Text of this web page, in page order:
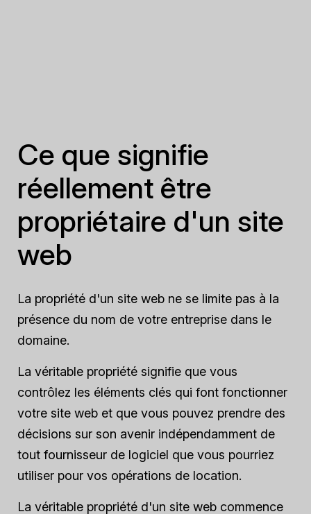
Ce que signifie
réellement être
propriétaire d'un site
web
La propriété d'un site web ne se limite pas à la
présence du nom de votre entreprise dans le
domaine.
La véritable propriété signifie que vous
contrôlez les éléments clés qui font fonctionner
votre site web et que vous pouvez prendre des
décisions sur son avenir indépendamment de
tout fournisseur de logiciel que vous pourriez
utiliser pour vos opérations de location.
La véritable propriété d'un site web commence